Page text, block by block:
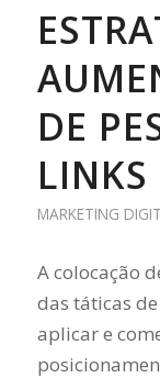
DE
LINKS
MARKETING
A colocação
das táticas
aplicar e